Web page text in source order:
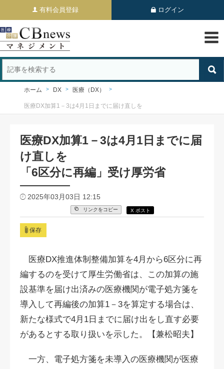
有料会員登録 ログイン
ホーム DX 医療（DX）
医療DX加算1－3は4月1日までに届け直しを
医療DX加算1－3は4月1日までに届
け直しを
「6区分に再編」受け厚労省
2025年03月03日 12:15
リンクをコピー X ポスト
保存
医療DX推進体制整備加算を4月から6区分に再
編するのを受けて厚生労働省は、この加算の施
設基準を届け出済みの医療機関が電子処方箋を
導入して再編後の加算1－3を算定する場合は、
新たな様式で4月1日までに届け出をし直す必要
があるとする取り扱いを示した。【兼松昭夫】
一方、電子処方箋を未導入の医療機関が医療